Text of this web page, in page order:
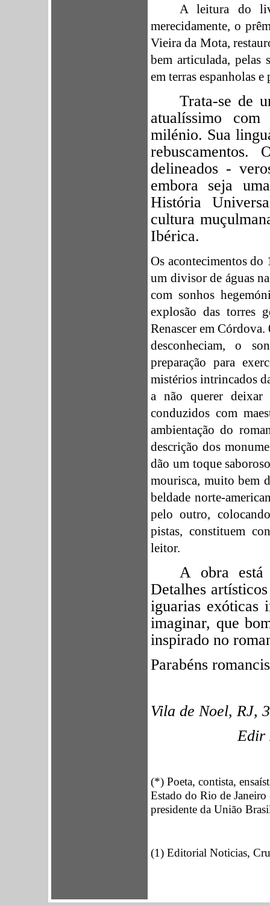
A leitura do
merecidamente, o
Vieira da Mota,
bem articulada, pelas
em terras espanholas
Trata-se de
atualíssimo
milénio. Sua
rebuscamentos.
delineados -
embora seja
História
cultura
Ibérica.
Os acontecimentos do
um divisor de águas
com sonhos
explosão das torres
Renascer em
desconheciam, o
preparação para
mistérios intrincados
a não querer
conduzidos com
ambientação do
descrição dos
dão um toque
mourisca, muito bem
beldade norte-
pelo outro,
pistas, constituem
leitor.
A obra está
Detalhes
iguarias exóticas
imaginar, que
inspirado no
Parabéns
Vila de Noel, RJ,
Edir
(*) Poeta, contista,
Estado do Rio de
presidente da União
(1) Editorial Noticias,